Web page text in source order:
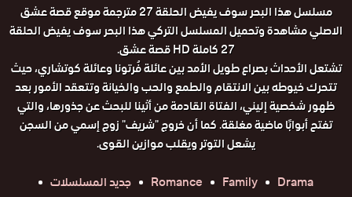
مسلسل هذا البحر سوف يفيض الحلقة 27 مترجمة موقع قصة عشق
الاصلي مشاهدة وتحميل المسلسل التركي هذا البحر سوف يفيض الحلقة
27 كاملة HD قصة عشق.
تشتعل الأحداث بصراع طويل الأمد بين عائلة فُرتونا وعائلة كوتشاري، حيث
تتحرك خيوطه بين الانتقام والطمع والحب والخيانة وتتعقد الأمور بعد
ظهور شخصية إليني، الفتاة القادمة من أثينا للبحث عن جذورها، والتي
تفتح أبوابًا ماضية مغلقة. كما أن خروج "شريف" زوج إسمي من السجن
يشعل التوتر ويقلب موازين القوى.
Drama
Family
Romance
جديد المسلسلات